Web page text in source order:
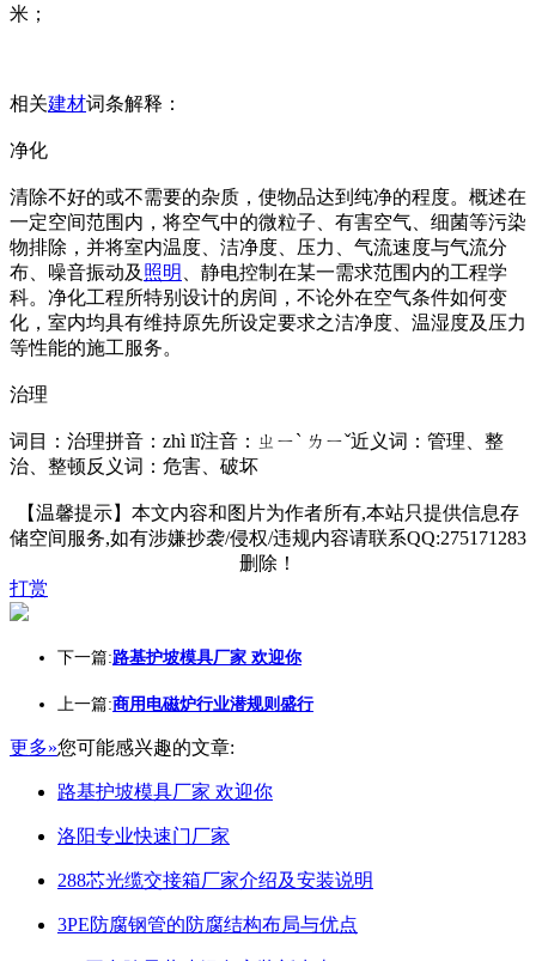
米；
相关建材词条解释：
净化
清除不好的或不需要的杂质，使物品达到纯净的程度。概述在
一定空间范围内，将空气中的微粒子、有害空气、细菌等污染
物排除，并将室内温度、洁净度、压力、气流速度与气流分
布、噪音振动及 照明
、静电控制在某一需求范围内的工程学
科。净化工程所特别设计的房间，不论外在空气条件如何变
化，室内均具有维持原先所设定要求之洁净度、温湿度及压力
等性能的施工服务。
治理
词目：治理拼音：zhì lǐ注音：ㄓㄧˋ ㄌㄧˇ近义词：管理、整
治、整顿反义词：危害、破坏
【温馨提示】本文内容和图片为作者所有,本站只提供信息存
储空间服务,如有涉嫌抄袭/侵权/违规内容请联系QQ:275171283
删除！
打赏
下一篇:路基护坡模具厂家 欢迎你
上一篇:商用电磁炉行业潜规则盛行
更多»您可能感兴趣的文章:
路基护坡模具厂家 欢迎你
洛阳专业快速门厂家
288芯光缆交接箱厂家介绍及安装说明
3PE防腐钢管的防腐结构布局与优点